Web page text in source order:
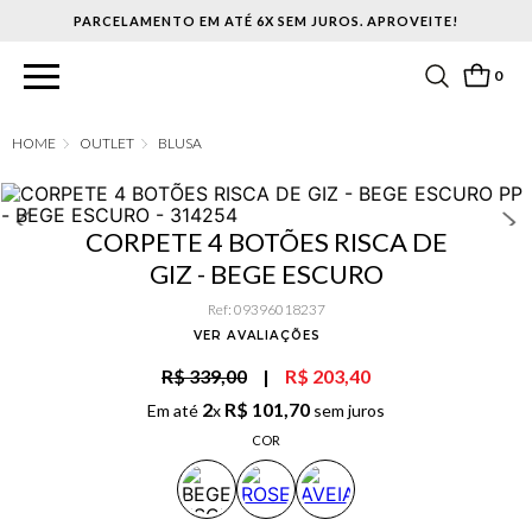
PARCELAMENTO EM ATÉ 6X SEM JUROS. APROVEITE!
0
OUTLET BLUSA
CORPETE 4 BOTÕES RISCA DE
GIZ - BEGE ESCURO
Ref: 09396018237
VER AVALIAÇÕES
R$ 339,00 | R$ 203,40
Em até 2x R$ 101,70 sem juros
COR